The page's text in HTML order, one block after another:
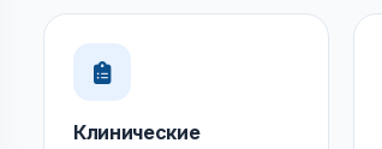
Клинические